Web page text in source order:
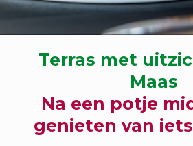
Terras met
Maas
Na een potje
genieten van